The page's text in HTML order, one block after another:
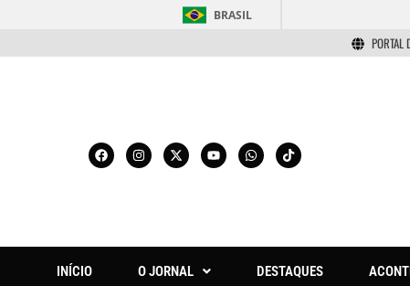
BRASIL
PORTAL
INÍCIO O JORNAL DESTAQUES